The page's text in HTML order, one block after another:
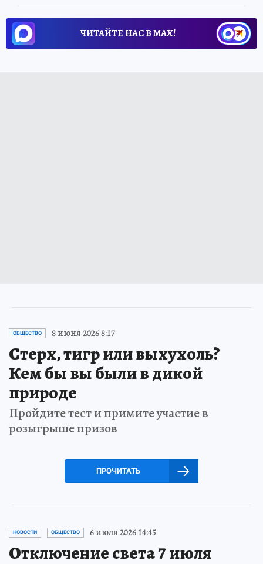
ЧИТАЙТЕ НАС В МАХ!
ОБЩЕСТВО 8 июня 2026 8:17
Стерх, тигр или выхухоль?
Кем бы вы были в дикой
природе
Пройдите тест и примите участие в
розыгрыше призов
ПРОЧИТАТЬ
НОВОСТИ ОБЩЕСТВО 6 июля 2026 14:45
Отключение света 7 июля